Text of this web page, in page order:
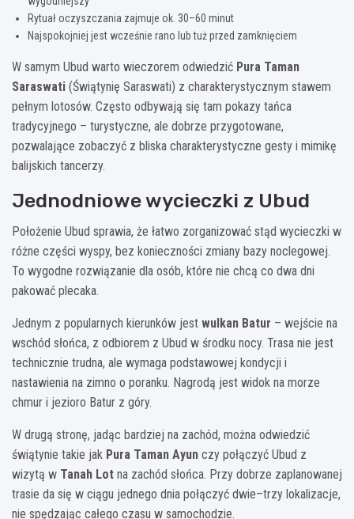
Rytuał oczyszczania zajmuje ok. 30–60 minut
Najspokojniej jest wcześnie rano lub tuż przed zamknięciem
W samym Ubud warto wieczorem odwiedzić Pura Taman
Saraswati (Świątynię Saraswati) z charakterystycznym stawem
pełnym lotosów. Często odbywają się tam pokazy tańca
tradycyjnego – turystyczne, ale dobrze przygotowane,
pozwalające zobaczyć z bliska charakterystyczne gesty i mimikę
balijskich tancerzy.
Jednodniowe wycieczki z Ubud
Położenie Ubud sprawia, że łatwo zorganizować stąd wycieczki w
różne części wyspy, bez konieczności zmiany bazy noclegowej.
To wygodne rozwiązanie dla osób, które nie chcą co dwa dni
pakować plecaka.
Jednym z popularnych kierunków jest wulkan Batur – wejście na
wschód słońca, z odbiorem z Ubud w środku nocy. Trasa nie jest
technicznie trudna, ale wymaga podstawowej kondycji i
nastawienia na zimno o poranku. Nagrodą jest widok na morze
chmur i jezioro Batur z góry.
W drugą stronę, jadąc bardziej na zachód, można odwiedzić
świątynie takie jak Pura Taman Ayun czy połączyć Ubud z
wizytą w Tanah Lot na zachód słońca. Przy dobrze zaplanowanej
trasie da się w ciągu jednego dnia połączyć dwie–trzy lokalizacje,
nie spędzając całego czasu w samochodzie.